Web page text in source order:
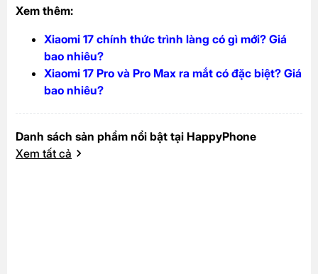
Xem thêm:
Xiaomi 17 chính thức trình làng có gì mới? Giá
bao nhiêu?
Xiaomi 17 Pro và Pro Max ra mắt có đặc biệt? Giá
bao nhiêu?
Danh sách sản phẩm nổi bật tại HappyPhone
Xem tất cả